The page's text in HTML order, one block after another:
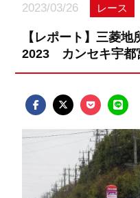
2023/03/26 レース
【レポート】三菱
2023 カンセキ宇都